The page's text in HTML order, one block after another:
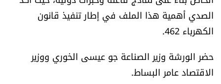
اقتصاد
العالم
الصحافة الإسرائيلية
الصدي أهمية هذا الملف في إطار تنفيذ قانون
الكهرباء 462.
حضر الورشة وزير الصناعة جو عيسى الخوري ووزير
الاقتصاد عامر البساط.